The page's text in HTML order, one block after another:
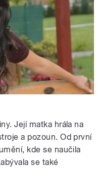
Její matka hrála na
a pozoun. Od první
kde se naučila
se také